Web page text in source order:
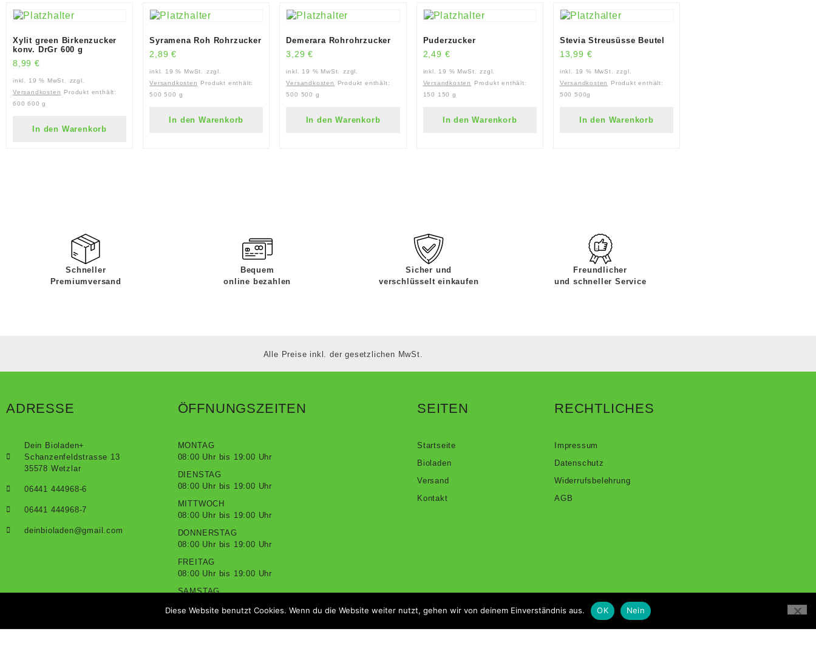
Xylit green Birkenzucker
konv. DrGr 600 g
8,99 €
inkl. 19 % MwSt.
zzgl.
Versandkosten
Produkt enthält:
600600 g
In den Warenkorb
Syramena Roh Rohrzucker
2,89€
inkl. 19 % MwSt.
zzgl.
Versandkosten
Produkt enthält:
500500 g
In den Warenkorb
Demerara Rohrohrzucker
3,29€
inkl. 19 % MwSt.
zzgl.
Versandkosten
Produkt enthält:
500 500 g
In den Warenkorb
Puderzucker
2,49 €
inkl. 19 % MwSt.
zzgl.
Versandkosten
Produkt enthält:
150
150 g
In den Warenkorb
Stevia Streusüsse Beutel
13,99 €
inkl. 19 % MwSt.
zzgl.
Versandkosten
Produkt enthält:
500 500g
In den Warenkorb
Schneller
Premiumversand
Bequem
online bezahlen
Sicher und
verschlüsselt einkaufen
Freundlicher
und schneller Service
Alle Preise inkl. der gesetzlichen MwSt.
ADRESSE
Dein Bioladen+
Schanzenfeldstrasse 13
35578 Wetzlar
06441 444968-6
06441 444968-7
deinbioladen@gmail.com
ÖFFNUNGSZEITEN
MONTAG
08:00 Uhr bis 19:00 Uhr
DIENSTAG
08:00 Uhr bis 19:00 Uhr
MITTWOCH
08:00 Uhr bis 19:00 Uhr
DONNERSTAG
08:00 Uhr bis 19:00 Uhr
FREITAG
08:00 Uhr bis 19:00 Uhr
SAMSTAG
SEITEN
Startseite
Bioladen
Versand
Kontakt
RECHTLICHES
Impressum
Datenschutz
Widerrufsbelehrung
AGB
Diese Website benutzt Cookies. Wenn du die Website weiter nutzt, gehen wir von deinem Einverständnis aus. OK Nein